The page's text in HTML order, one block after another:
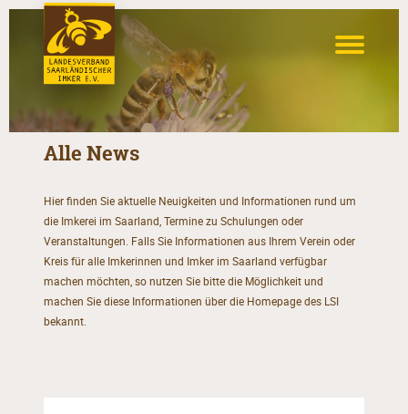
Alle News
Hier finden Sie aktuelle Neuigkeiten und Informationen rund um
die Imkerei im Saarland, Termine zu Schulungen oder
Veranstaltungen. Falls Sie Informationen aus Ihrem Verein oder
Kreis für alle Imkerinnen und Imker im Saarland verfügbar
machen möchten, so nutzen Sie bitte die Möglichkeit und
machen Sie diese Informationen über die Homepage des LSI
bekannt.